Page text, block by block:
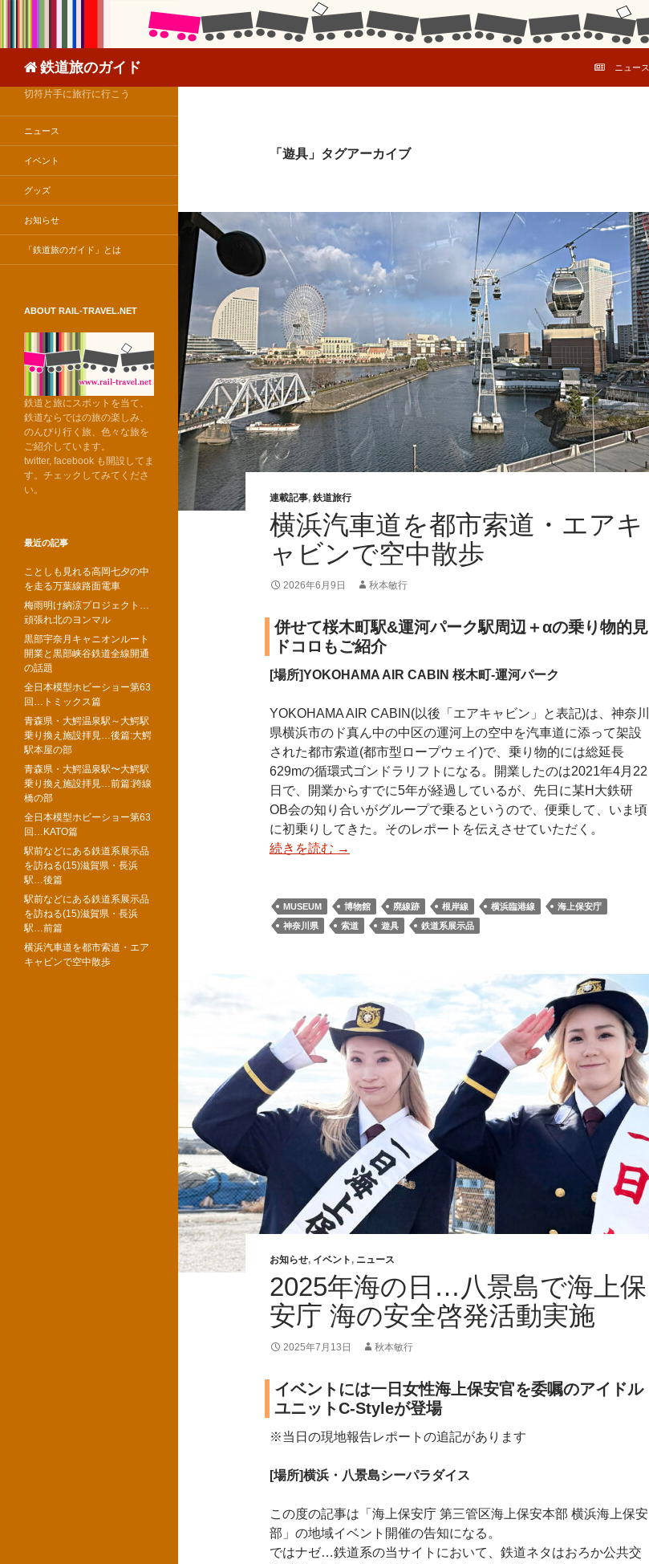
鉄道旅のガイド
ニュース
「遊具」タグアーカイブ
連載記事, 鉄道旅行
横浜汽車道を都市索道・エアキ
ャビンで空中散歩
2026年6月9日 秋本敏行
併せて桜木町駅&運河パーク駅周辺＋αの乗り物的見
ドコロもご紹介
[場所]YOKOHAMA AIR CABIN 桜木町-運河パーク
YOKOHAMA AIR CABIN(以後「エアキャビン」と表記)は、神奈川
県横浜市のド真ん中の中区の運河上の空中を汽車道に添って架設
された都市索道(都市型ロープウェイ)で、乗り物的には総延長
629mの循環式ゴンドラリフトになる。開業したのは2021年4月22
日で、開業からすでに5年が経過しているが、先日に某H大鉄研
OB会の知り合いがグループで乗るというので、便乗して、いま頃
に初乗りしてきた。そのレポートを伝えさせていただく。
続きを読む →
MUSEUM 博物館 廃線跡 根岸線 横浜臨港線
海上保安庁
神奈川県
索道 遊具 鉄道系展示品
お知らせ, イベント , ニュース
2025年海の日…八景島で海上保
安庁 海の安全啓発活動実施
2025年7月13日 秋本敏行
イベントには一日女性海上保安官を委嘱のアイドル
ユニットC-Styleが登場
※当日の現地報告レポートの追記があります
[場所]横浜・八景島シーパラダイス
この度の記事は「海上保安庁 第三管区海上保安本部 横浜海上保安
部」の地域イベント開催の告知になる。
ではナゼ…鉄道系の当サイトにおいて、鉄道ネタはおろか公共交
切符片手に旅行に行こう
ニュース
イベント
グッズ
お知らせ
「鉄道旅のガイド」とは
ABOUT RAIL-TRAVEL.NET
鉄道と旅にスポットを当て、
鉄道ならではの旅の楽しみ、
のんびり行く旅、色々な旅を
ご紹介しています。
twitter, facebook も開設してま
す。チェックしてみてくださ
い。
最近の記事
ことしも見れる高岡七夕の中
を走る万葉線路面電車
梅雨明け納涼プロジェクト…
頑張れ北のヨンマル
黒部宇奈月キャニオンルート
開業と黒部峡谷鉄道全線開通
の話題
全日本模型ホビーショー第63
回…トミックス篇
青森県・大鰐温泉駅～大鰐駅
乗り換え施設拝見…後篇:大鰐
駅本屋の部
青森県・大鰐温泉駅〜大鰐駅
乗り換え施設拝見…前篇:跨線
橋の部
全日本模型ホビーショー第63
回…KATO篇
駅前などにある鉄道系展示品
を訪ねる(15)滋賀県・長浜
駅…後篇
駅前などにある鉄道系展示品
を訪ねる(15)滋賀県・長浜
駅…前篇
横浜汽車道を都市索道・エア
キャビンで空中散歩